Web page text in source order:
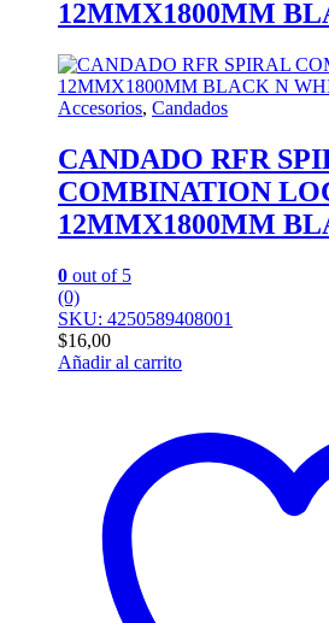
12MMX1800MM
Accesorios, Candados
CANDADO RFR
COMBINATION
12MMX1800MM
0 out of 5
(0)
SKU: 4250589408001
$16,00
Añadir al carrito